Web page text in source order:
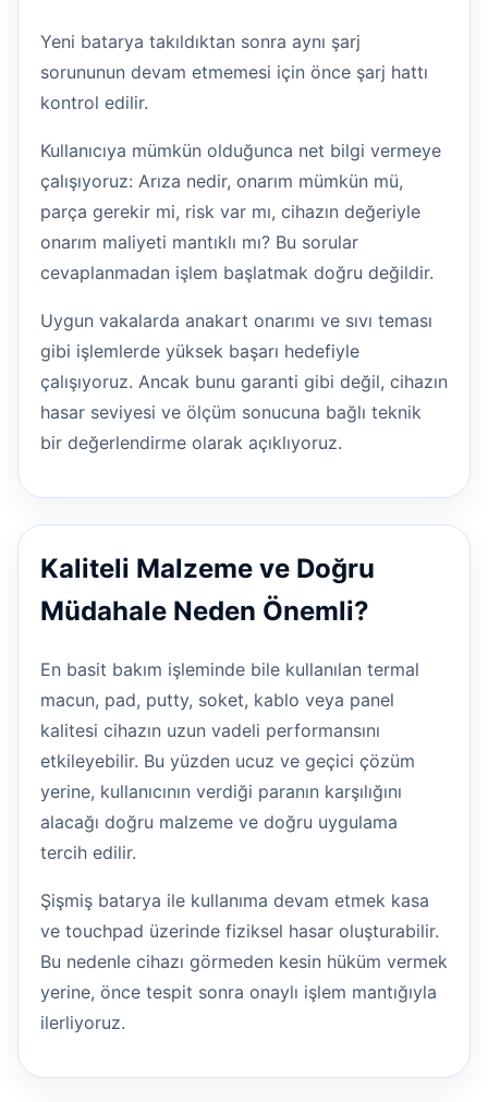
Yeni batarya takıldıktan sonra aynı şarj
sorununun devam etmemesi için önce şarj hattı
kontrol edilir.
Kullanıcıya mümkün olduğunca net bilgi vermeye
çalışıyoruz: Arıza nedir, onarım mümkün mü,
parça gerekir mi, risk var mı, cihazın değeriyle
onarım maliyeti mantıklı mı? Bu sorular
cevaplanmadan işlem başlatmak doğru değildir.
Uygun vakalarda anakart onarımı ve sıvı teması
gibi işlemlerde yüksek başarı hedefiyle
çalışıyoruz. Ancak bunu garanti gibi değil, cihazın
hasar seviyesi ve ölçüm sonucuna bağlı teknik
bir değerlendirme olarak açıklıyoruz.
Kaliteli Malzeme ve Doğru
Müdahale Neden Önemli?
En basit bakım işleminde bile kullanılan termal
macun, pad, putty, soket, kablo veya panel
kalitesi cihazın uzun vadeli performansını
etkileyebilir. Bu yüzden ucuz ve geçici çözüm
yerine, kullanıcının verdiği paranın karşılığını
alacağı doğru malzeme ve doğru uygulama
tercih edilir.
Şişmiş batarya ile kullanıma devam etmek kasa
ve touchpad üzerinde fiziksel hasar oluşturabilir.
Bu nedenle cihazı görmeden kesin hüküm vermek
yerine, önce tespit sonra onaylı işlem mantığıyla
ilerliyoruz.